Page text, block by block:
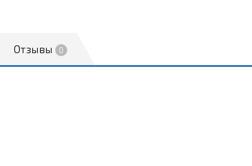
Отзывы 0